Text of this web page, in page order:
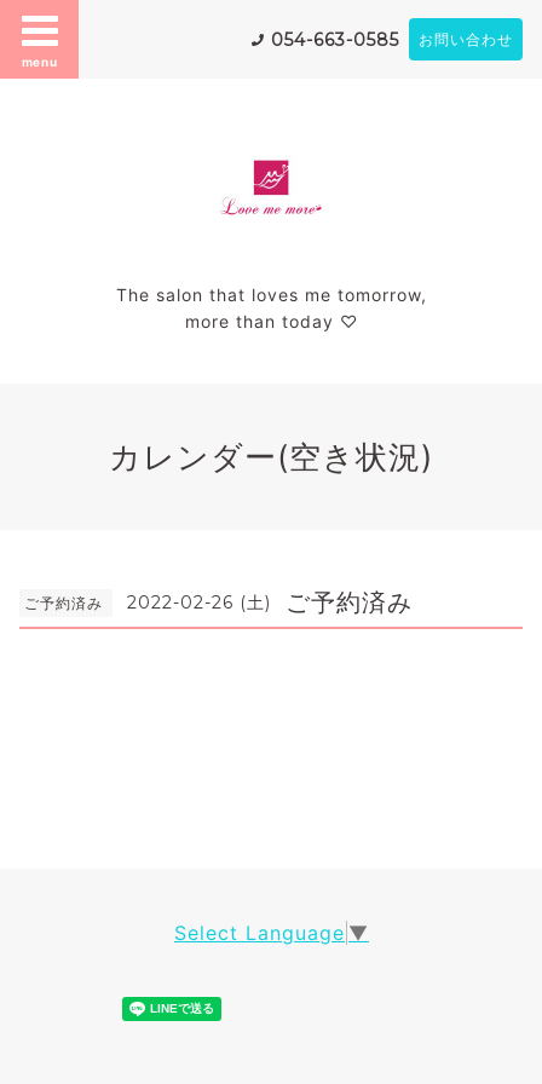
menu
054-663-0585 お問い合わせ
The salon that loves me tomorrow,
more than today ♡
カレンダー(空き状況)
ご予約済み 2022-02-26 (土) ご予約済み
Select Language ▼